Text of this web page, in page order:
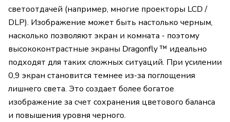
светоотдачей (например, многие проекторы LCD /
DLP). Изображение может быть настолько черным,
насколько позволяют экран и комната - поэтому
высококонтрастные экраны Dragonfly ™ идеально
подходят для таких сложных ситуаций. При усилении
0,9 экран становится темнее из-за поглощения
лишнего света. Это создает более богатое
изображение за счет сохранения цветового баланса
и повышения уровня черного.